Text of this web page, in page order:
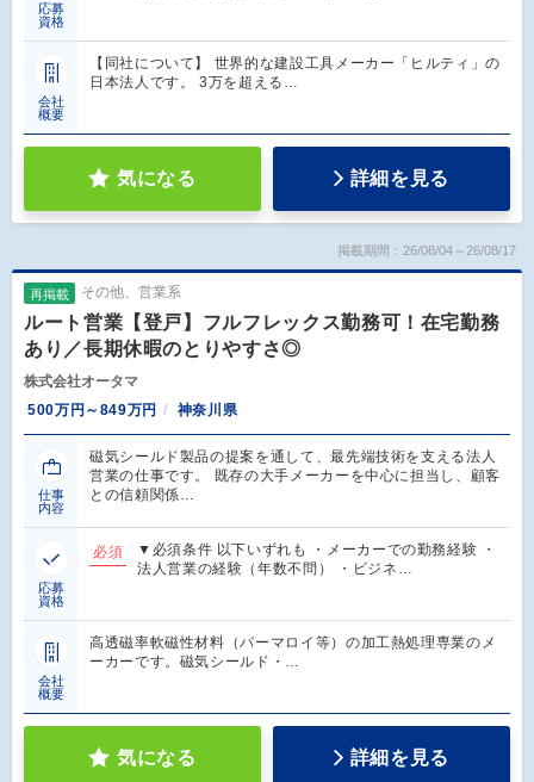
応募
資格
会社
概要
【同社について】 世界的な建設工具メーカー「ヒルティ」の
日本法人です。 3万を超える…
気になる 詳細を見る
掲載期間：26/08/04～26/08/17
再掲載 その他、営業系
ルート営業【登戸】フルフレックス勤務可！在宅勤務
あり／長期休暇のとりやすさ◎
株式会社オータマ
500万円～849万円
神奈川県
仕事
内容
磁気シールド製品の提案を通して、最先端技術を支える法人
営業の仕事です。 既存の大手メーカーを中心に担当し、顧客
との信頼関係…
応募
資格
必須
▼必須条件 以下いずれも ・メーカーでの勤務経験 ・
法人営業の経験（年数不問） ・ビジネ…
会社
概要
高透磁率軟磁性材料（パーマロイ等）の加工熱処理専業のメ
ーカーです。磁気シールド・…
気になる 詳細を見る